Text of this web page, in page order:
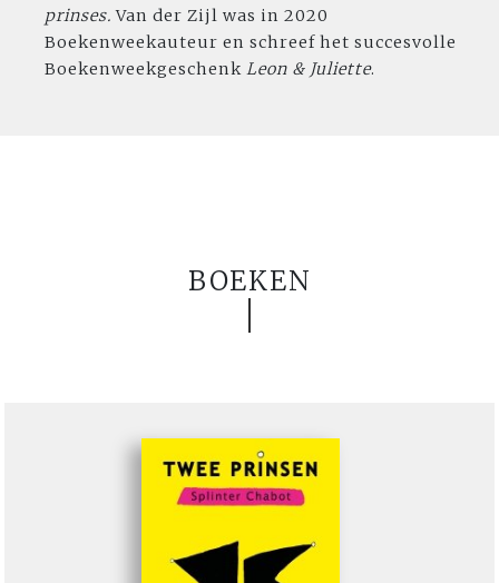
prinses.Van der Zijl was in 2020
Boekenweekauteur en schreef het succesvolle
Boekenweekgeschenk Leon & Juliette.
BOEKEN